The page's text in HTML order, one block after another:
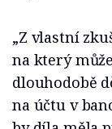
„Z vlastní
na který
dlouhodobě
na účtu v